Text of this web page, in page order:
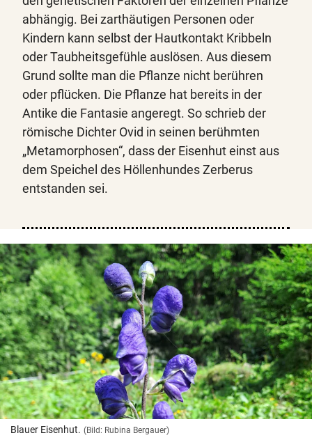
abhängig. Bei zarthäutigen Personen oder
Kindern kann selbst der Hautkontakt Kribbeln
oder Taubheitsgefühle auslösen. Aus diesem
Grund sollte man die Pflanze nicht berühren
oder pflücken. Die Pflanze hat bereits in der
Antike die Fantasie angeregt. So schrieb der
römische Dichter Ovid in seinen berühmten
„Metamorphosen“, dass der Eisenhut einst aus
dem Speichel des Höllenhundes Zerberus
entstanden sei.
Blauer Eisenhut. (Bild: Rubina Bergauer)